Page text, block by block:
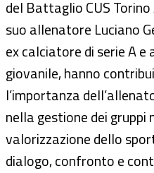
del Battaglio CUS
suo allenatore Luciano
ex calciatore di serie A
giovanile, hanno
l’importanza
nella gestione dei
valorizzazione dello
dialogo, confronto e